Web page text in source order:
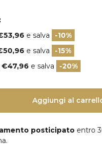
e salva
-10%
e salva
-15%
€47,96 e salva -20%
Aggiungi al
posticipatoentro